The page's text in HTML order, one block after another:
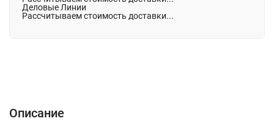
Деловые Линии
Рассчитываем стоимость доставки...
Описание